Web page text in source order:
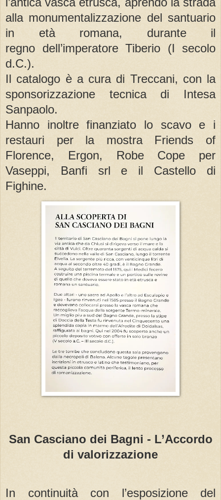
alla monumentalizzazione del santuario
in età romana, durante il
regno dell’imperatore Tiberio (I secolo
d.C.).
Il catalogo è a cura di Treccani, con la
sponsorizzazione tecnica di Intesa
Sanpaolo.
Hanno inoltre finanziato lo scavo e i
restauri per la mostra Friends of
Florence, Ergon, Robe Cope per
Vaseppi, Banfi srl e il Castello di
Fighine.
San Casciano dei Bagni - L’Accordo
di valorizzazione
In continuità con l’esposizione del